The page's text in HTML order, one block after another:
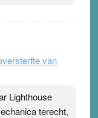
van
Lighthouse
terecht,